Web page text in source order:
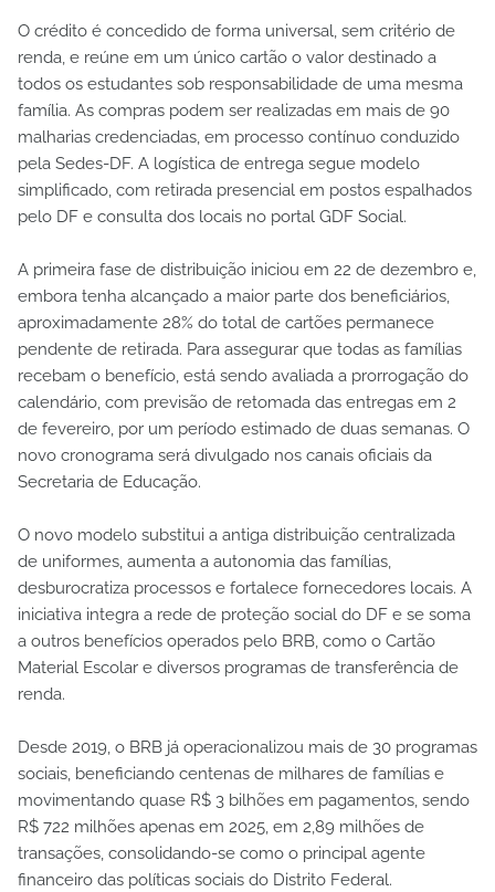
O crédito é concedido de forma universal, sem critério de
renda, e reúne em um único cartão o valor destinado a
todos os estudantes sob responsabilidade de uma mesma
família. As compras podem ser realizadas em mais de 90
malharias credenciadas, em processo contínuo conduzido
pela Sedes-DF. A logística de entrega segue modelo
simplificado, com retirada presencial em postos espalhados
pelo DF e consulta dos locais no portal GDF Social.
A primeira fase de distribuição iniciou em 22 de dezembro e,
embora tenha alcançado a maior parte dos beneficiários,
aproximadamente 28% do total de cartões permanece
pendente de retirada. Para assegurar que todas as famílias
recebam o benefício, está sendo avaliada a prorrogação do
calendário, com previsão de retomada das entregas em 2
de fevereiro, por um período estimado de duas semanas. O
novo cronograma será divulgado nos canais oficiais da
Secretaria de Educação.
O novo modelo substitui a antiga distribuição centralizada
de uniformes, aumenta a autonomia das famílias,
desburocratiza processos e fortalece fornecedores locais. A
iniciativa integra a rede de proteção social do DF e se soma
a outros benefícios operados pelo BRB, como o Cartão
Material Escolar e diversos programas de transferência de
renda.
Desde 2019, o BRB já operacionalizou mais de 30 programas
sociais, beneficiando centenas de milhares de famílias e
movimentando quase R$ 3 bilhões em pagamentos, sendo
R$ 722 milhões apenas em 2025, em 2,89 milhões de
transações, consolidando-se como o principal agente
financeiro das políticas sociais do Distrito Federal.